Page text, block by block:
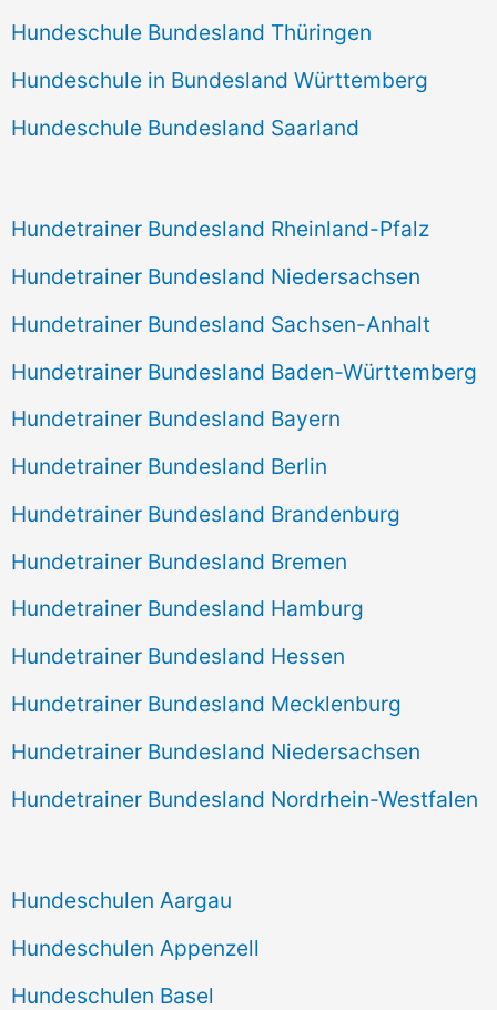
Hundeschule Bundesland Thüringen
Hundeschule in Bundesland Württemberg
Hundeschule Bundesland Saarland
Hundetrainer Bundesland Rheinland-Pfalz
Hundetrainer Bundesland Niedersachsen
Hundetrainer Bundesland Sachsen-Anhalt
Hundetrainer Bundesland Baden-Württemberg
Hundetrainer Bundesland Bayern
Hundetrainer Bundesland Berlin
Hundetrainer Bundesland Brandenburg
Hundetrainer Bundesland Bremen
Hundetrainer Bundesland Hamburg
Hundetrainer Bundesland Hessen
Hundetrainer Bundesland Mecklenburg
Hundetrainer Bundesland Niedersachsen
Hundetrainer Bundesland Nordrhein-Westfalen
Hundeschulen Aargau
Hundeschulen Appenzell
Hundeschulen Basel